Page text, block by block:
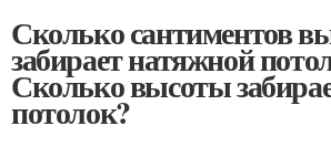
Сколько сантиментов
забирает натяжной
Сколько высоты
потолок?